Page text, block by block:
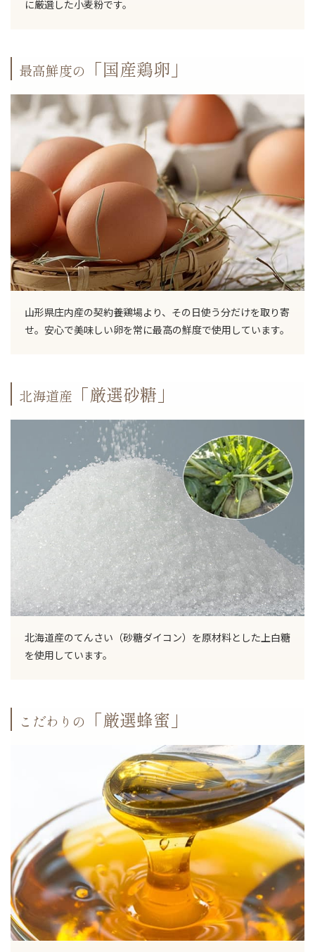
に厳選した小麦粉です。
最高鮮度の 「国産鶏卵」
山形県庄内産の契約養鶏場より、その日使う分だけを取り寄
せ。安心で美味しい卵を常に最高の鮮度で使用しています。
北海道産 「厳選砂糖」
北海道産のてんさい（砂糖ダイコン）を原材料とした上白糖
を使用しています。
こだわりの 「厳選蜂蜜」